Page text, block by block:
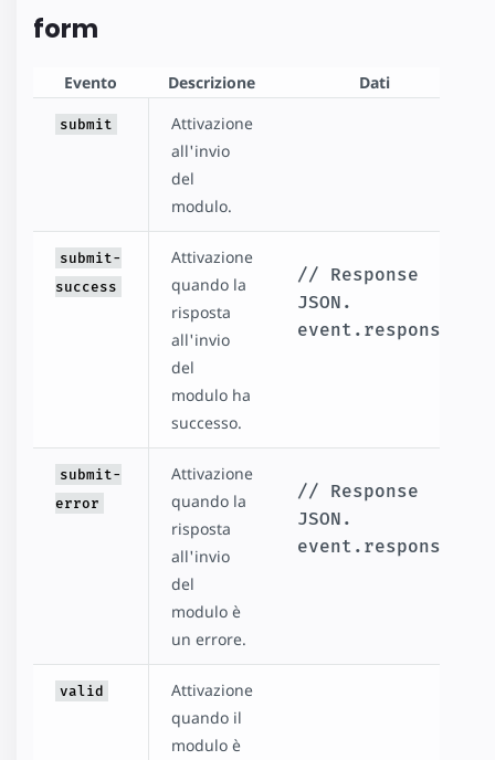
form
Evento Descrizione Dati
submit
Attivazione
all'invio
del
modulo.
submit-
success
Attivazione
quando la
risposta
all'invio
del
modulo ha
successo.
// Response
JSON.
event.response
submit-
error
Attivazione
quando la
risposta
all'invio
del
modulo è
un errore.
// Response
JSON.
event.response
valid
Attivazione
quando il
modulo è